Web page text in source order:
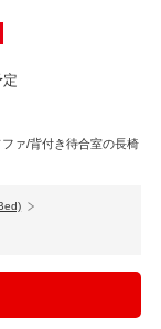
ァ/背付き待合室の長椅